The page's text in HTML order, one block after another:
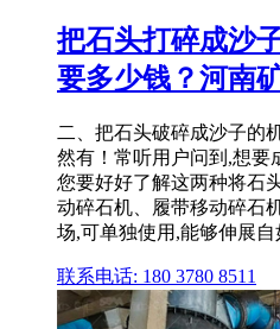
把石头打碎成沙
要多少钱？河南
二、把石头破碎成沙子的
然有！常听用户问到,想要
您要好好了解这两种将石
动碎石机、履带移动碎石
场,可单独使用,能够伸展自
联系电话: 180 3780 8511